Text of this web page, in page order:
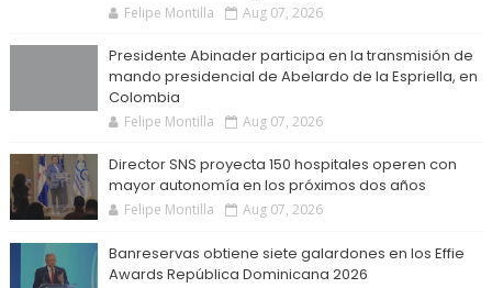
Felipe Montilla Aug 07, 2026
Presidente Abinader participa en la transmisión de
mando presidencial de Abelardo de la Espriella, en
Colombia
Felipe Montilla Aug 07, 2026
Director SNS proyecta 150 hospitales operen con
mayor autonomía en los próximos dos años
Felipe Montilla Aug 07, 2026
Banreservas obtiene siete galardones en los Effie
Awards República Dominicana 2026